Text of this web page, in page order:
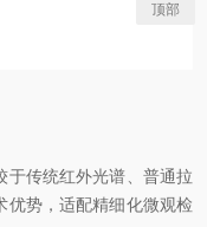
传统红外光谱、普通拉
优势，适配精细化微观检
顶部